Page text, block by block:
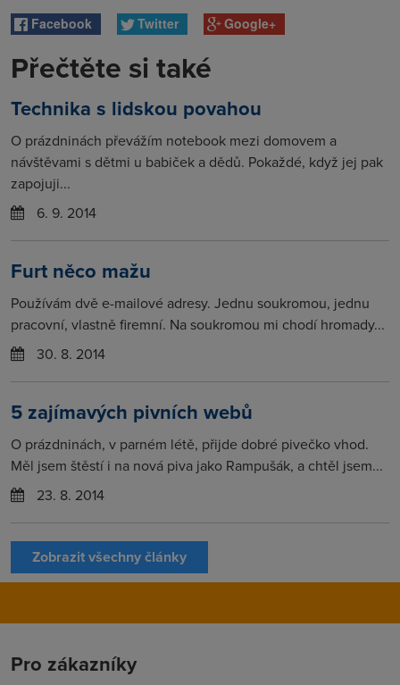
Facebook Twitter Google+
Přečtěte si také
Technika s lidskou povahou
O prázdninách převážím notebook mezi domovem a
návštěvami s dětmi u babiček a dědů. Pokaždé, když jej pak
zapojuji...
6. 9. 2014
Furt něco mažu
Používám dvě e-mailové adresy. Jednu soukromou, jednu
pracovní, vlastně firemní. Na soukromou mi chodí hromady...
30. 8. 2014
5 zajímavých pivních webů
O prázdninách, v parném létě, přijde dobré pivečko vhod.
Měl jsem štěstí i na nová piva jako Rampušák, a chtěl jsem...
23. 8. 2014
Zobrazit všechny články
Pro zákazníky